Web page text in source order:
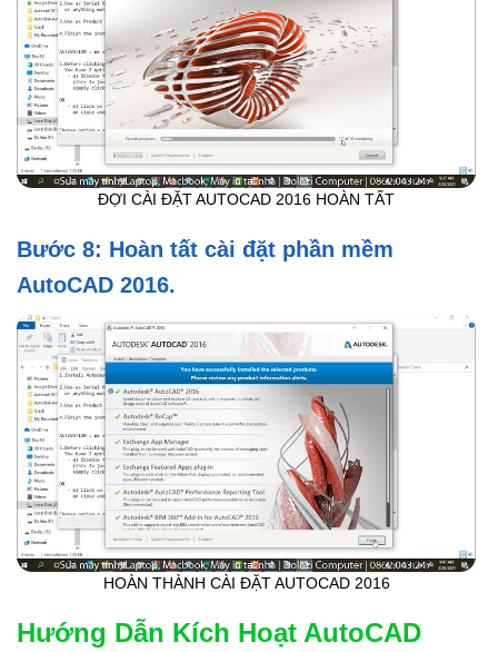
ĐỢI CÀI ĐẶT AUTOCAD 2016 HOÀN TẤT
Bước 8: Hoàn tất cài đặt phần mềm
AutoCAD 2016.
HOÀN THÀNH CÀI ĐẶT AUTOCAD 2016
Hướng Dẫn Kích Hoạt AutoCAD